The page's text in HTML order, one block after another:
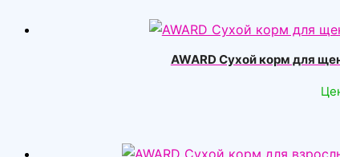
AWARD Сухой корм для